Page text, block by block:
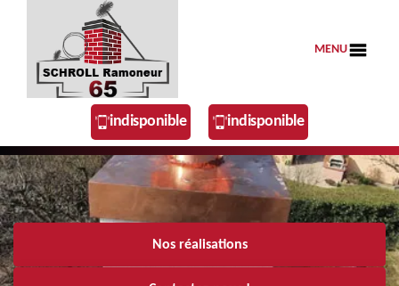
MENU
indisponible indisponible
Nos réalisations